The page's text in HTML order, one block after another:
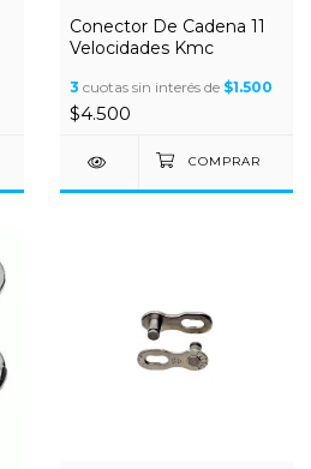
Conector De Cadena 11
Velocidades Kmc
3 cuotas sin interés de $1.500
$4.500